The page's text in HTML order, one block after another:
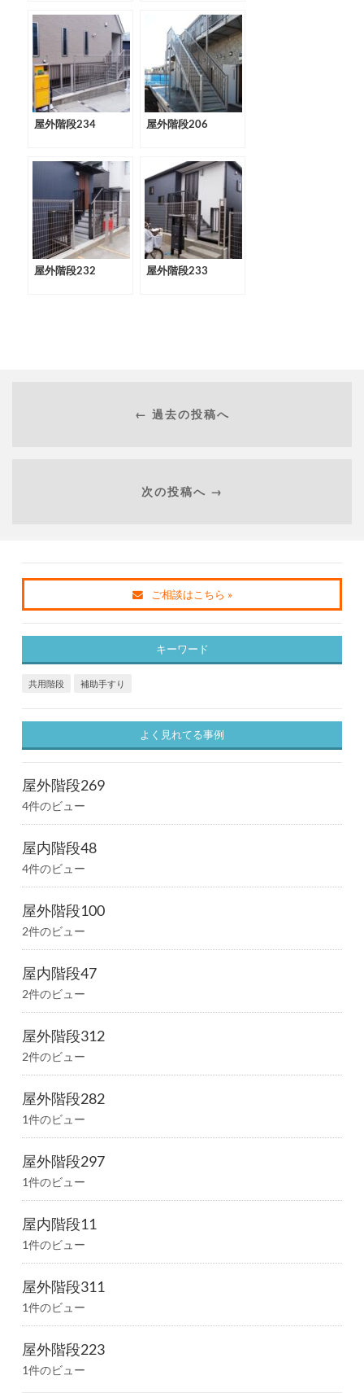
屋外階段234 屋外階段206
屋外階段232 屋外階段233
← 過去の投稿へ
次の投稿へ →
ご相談はこちら »
キーワード
共用階段 補助手すり
よく見れてる事例
屋外階段269
4件のビュー
屋内階段48
4件のビュー
屋外階段100
2件のビュー
屋内階段47
2件のビュー
屋外階段312
2件のビュー
屋外階段282
1件のビュー
屋外階段297
1件のビュー
屋内階段11
1件のビュー
屋外階段311
1件のビュー
屋外階段223
1件のビュー